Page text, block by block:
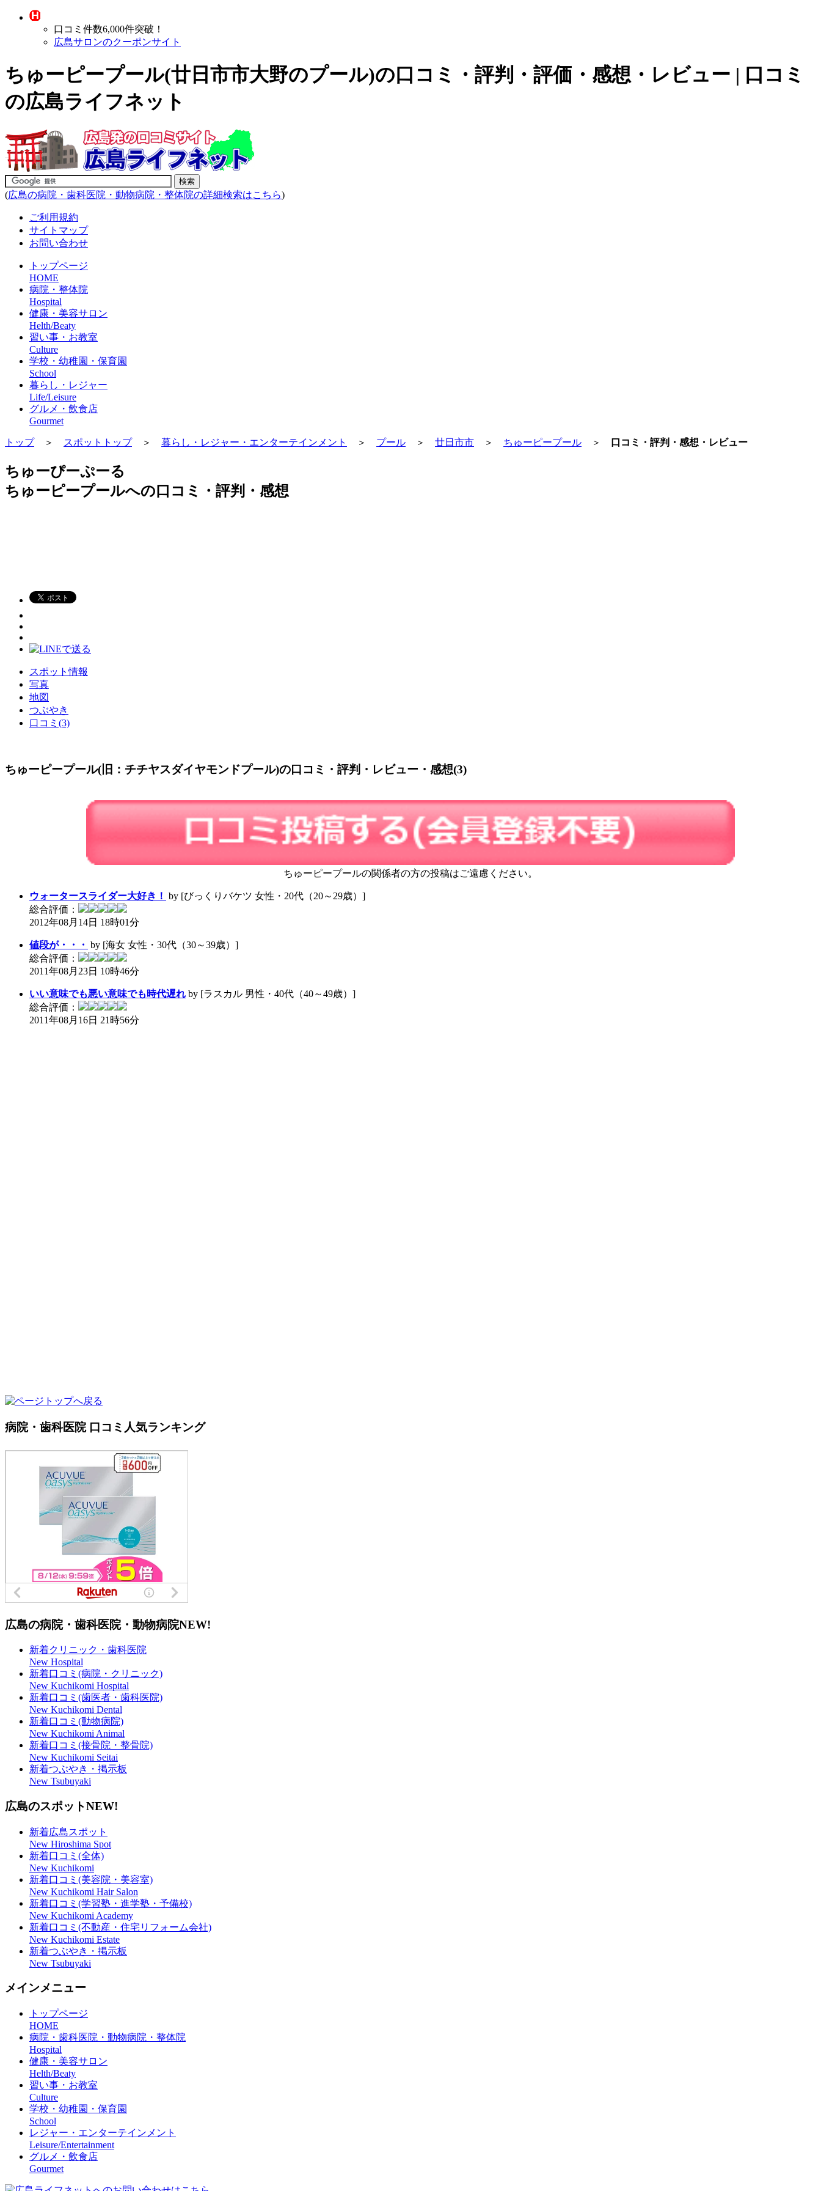
口コミ件数6,000件突破！
広島サロンのクーポンサイト
ちゅーピープール(廿日市市大野のプール)の口コミ・評判・評価・感想・レビュー | 口コミ
の広島ライフネット
(広島の病院・歯科医院・動物病院・整体院の詳細検索はこちら)
ご利用規約
サイトマップ
お問い合わせ
トップページ
HOME
病院・整体院
Hospital
健康・美容サロン
Helth/Beaty
習い事・お教室
Culture
学校・幼稚園・保育園
School
暮らし・レジャー
Life/Leisure
グルメ・飲食店
Gourmet
トップ＞ スポットトップ＞ 暮らし・レジャー・エンターテインメント ＞ プール ＞ 廿日市市 ＞ ちゅーピープール ＞ 口コミ・評判・感想・レビュー
ちゅーぴーぷーる
ちゅーピープールへの口コミ・評判・感想
スポット情報
写真
地図
つぶやき
口コミ(3)
ちゅーピープール(旧：チチヤスダイヤモンドプール)の口コミ・評判・レビュー・感想(3)
ちゅーピープールの関係者の方の投稿はご遠慮ください。
ウォータースライダー大好き！ by [びっくりバケツ 女性・20代（20～29歳）]
総合評価：
2012年08月14日 18時01分
値段が・・・ by [海女 女性・30代（30～39歳）]
総合評価：
2011年08月23日 10時46分
いい意味でも悪い意味でも時代遅れ by [ラスカル 男性・40代（40～49歳）]
総合評価：
2011年08月16日 21時56分
病院・歯科医院 口コミ人気ランキング
広島の病院・歯科医院・動物病院NEW!
新着クリニック・歯科医院
New Hospital
新着口コミ(病院・クリニック)
New Kuchikomi Hospital
新着口コミ(歯医者・歯科医院)
New Kuchikomi Dental
新着口コミ(動物病院)
New Kuchikomi Animal
新着口コミ(接骨院・整骨院)
New Kuchikomi Seitai
新着つぶやき・掲示板
New Tsubuyaki
広島のスポットNEW!
新着広島スポット
New Hiroshima Spot
新着口コミ(全体)
New Kuchikomi
新着口コミ(美容院・美容室)
New Kuchikomi Hair Salon
新着口コミ(学習塾・進学塾・予備校)
New Kuchikomi Academy
新着口コミ(不動産・住宅リフォーム会社)
New Kuchikomi Estate
新着つぶやき・掲示板
New Tsubuyaki
メインメニュー
トップページ
HOME
病院・歯科医院・動物病院・整体院
Hospital
健康・美容サロン
Helth/Beaty
習い事・お教室
Culture
学校・幼稚園・保育園
School
レジャー・エンターテインメント
Leisure/Entertainment
グルメ・飲食店
Gourmet